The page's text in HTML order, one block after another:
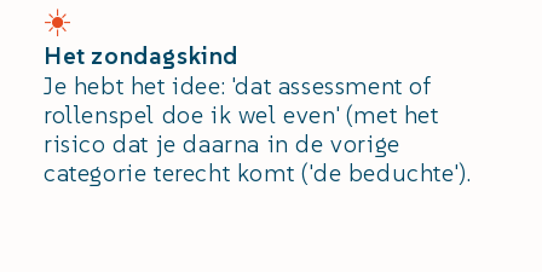
☀️
Het zondagskind
Je hebt het idee: 'dat assessment of
rollenspel doe ik wel even' (met het
risico dat je daarna in de vorige
categorie terecht komt ('de beduchte').